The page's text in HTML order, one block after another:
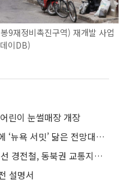
9재정비촉진구역) 재개발 사업
이DB)
린이 눈썰매장 개장
동서울터미널, 39층 복합개발에 ‘뉴욕 서밋’ 닮은 전망대까지 환골탈태
상계~강남 40분대 시대⋯동북선 경전철, 동북권 교통지도 바꾼다
설명서